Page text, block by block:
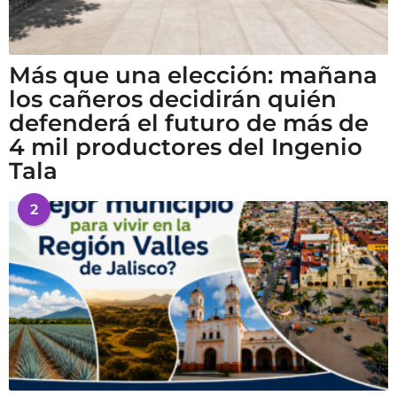
Más que una elección: mañana
los cañeros decidirán quién
defenderá el futuro de más de
4 mil productores del Ingenio
Tala
2